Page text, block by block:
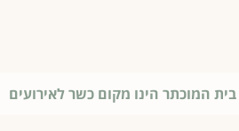
בית המוכתר הינו מקום כשר לאירועים